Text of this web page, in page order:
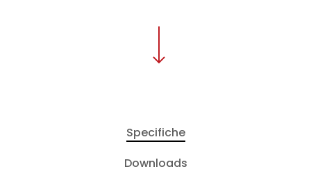
Specifiche
Downloads